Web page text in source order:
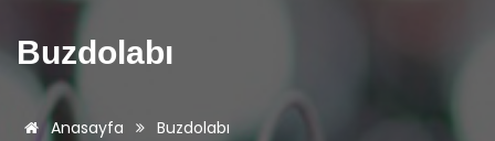
Buzdolabı
Anasayfa Buzdolabı